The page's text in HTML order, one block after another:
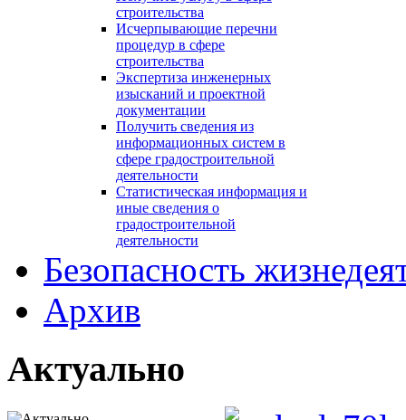
строительства
Исчерпывающие перечни
процедур в сфере
строительства
Экспертиза инженерных
изысканий и проектной
документации
Получить сведения из
информационных систем в
сфере градостроительной
деятельности
Статистическая информация и
иные сведения о
градостроительной
деятельности
Безопасность
Архив
Актуально